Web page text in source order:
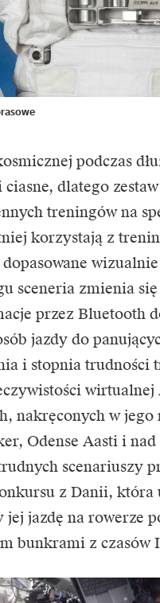
podczas
ciasne, dlatego zestaw
treningów na
korzystają z
sceneria zmienia
przez Bluetooth
jazdy do
i stopnia trudności
nakręconych w
Odense Aasti i
scenariuszy
z Danii, która
jej jazdę na rowerze
bunkrami z czasów